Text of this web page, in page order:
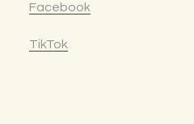
Facebook
TikTok